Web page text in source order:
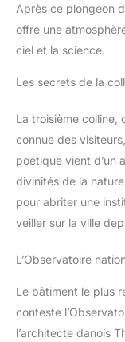
Après ce plongeon
offre une
ciel et la science.
Les secrets de la
La troisième colline,
connue des
poétique vient d’un
divinités de la
pour abriter une
veiller sur la ville
L’Observatoire
Le bâtiment le plus
conteste
l’architecte danois